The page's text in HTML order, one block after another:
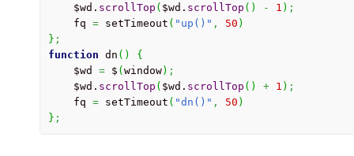
    $wd.
scrollTop ( $wd. scrollTop ( ) - 1 ) ;
    fq
= setTimeout ( "up()" , 50 )
} ;
function dn ( )
{
    $wd
= $ ( window) ;
    $wd.
scrollTop ( $wd. scrollTop ( ) + 1 ) ;
    fq
= setTimeout ( "dn()" , 50 )
} ;